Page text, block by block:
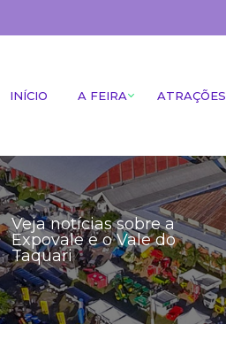
INÍCIO A FEIRA ATRAÇÕES
Veja notícias sobre a
Expovale e o Vale do
Taquari